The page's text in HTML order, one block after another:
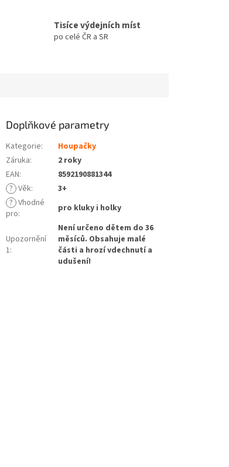
Tisíce výdejních míst
po celé ČR a SR
Doplňkové parametry
Kategorie:
Houpačky
Záruka:
2 roky
EAN:
8592190881344
? Věk:
3+
? Vhodné
pro: pro kluky i holky
Upozornění
1:
Není určeno dětem do 36
měsíců. Obsahuje malé
části a hrozí vdechnutí a
udušení!